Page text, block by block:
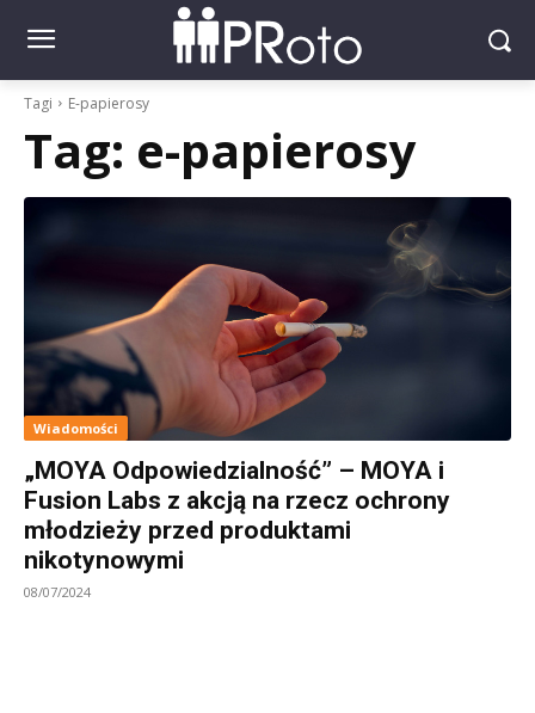
Tagi E-papierosy
Tag: e-papierosy
Wiadomości
„MOYA Odpowiedzialność” – MOYA i
Fusion Labs z akcją na rzecz ochrony
młodzieży przed produktami
nikotynowymi
08/07/2024